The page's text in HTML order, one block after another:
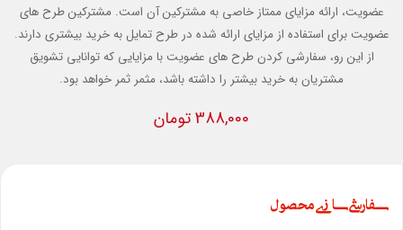
عضویت، ارائه مزایای ممتاز خاصی به مشترکین آن است. مشترکین طرح های
عضویت برای استفاده از مزایای ارائه شده در طرح تمایل به خرید بیشتری دارند.
از این رو، سفارشی کردن طرح های عضویت با مزایایی که توانایی تشویق
مشتریان به خرید بیشتر را داشته باشد، مثمر ثمر خواهد بود.
388,000 تومان
سفارشی سازی محصول